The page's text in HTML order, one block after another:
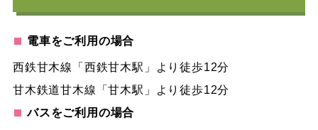
電車をご利用の場合
西鉄甘木線「西鉄甘木駅」より徒歩12分
甘木鉄道甘木線「甘木駅」より徒歩12分
バスをご利用の場合